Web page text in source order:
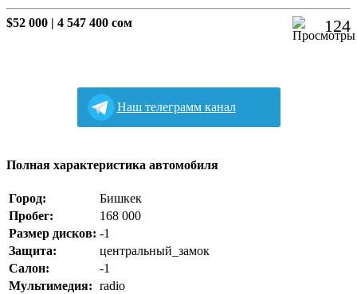
$52 000 | 4 547 400 сом 124
Наш телеграмм канал
Полная характеристика автомобиля
Город:
Бишкек
Пробег:
168 000
Размер дисков: -1
Защита:
центральный_замок
Салон:
-1
Мультимедия: radio